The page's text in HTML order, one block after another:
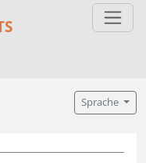
Sprache